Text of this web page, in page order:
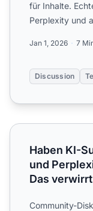
für Inhalte.
Perplexity und
Jan 1, 2026 7
Discussion
Haben KI-
Haben KI-
und
Das
Community-